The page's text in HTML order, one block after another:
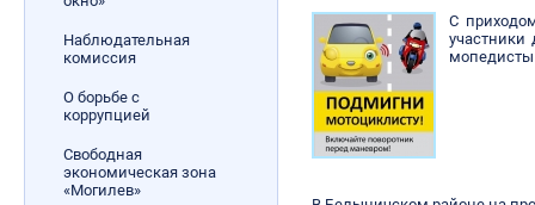
Наблюдательная
комиссия
О борьбе с
коррупцией
Свободная
экономическая зона
«Могилев»
С